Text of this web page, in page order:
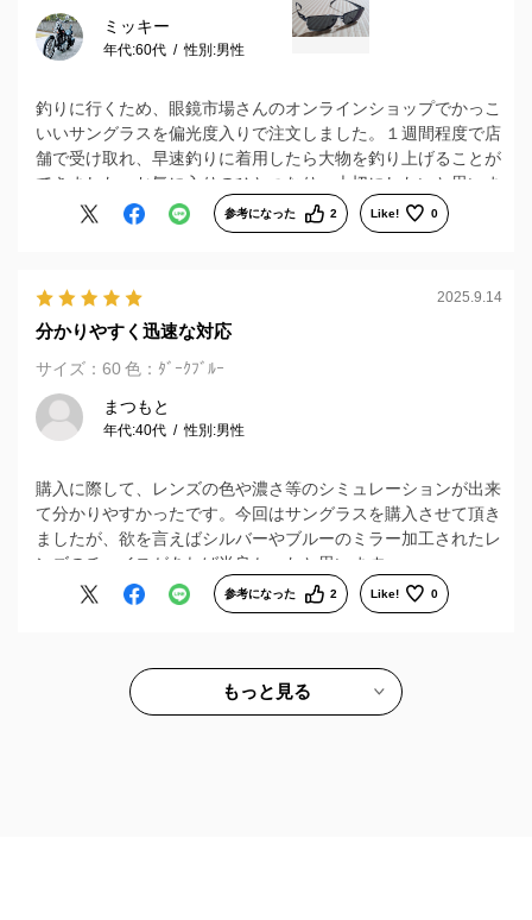
ミッキー
年代:60代 性別:男性
釣りに行くため、眼鏡市場さんのオンラインショップでかっこ
いいサングラスを偏光度入りで注文しました。１週間程度で店
舗で受け取れ、早速釣りに着用したら大物を釣り上げることが
できました。お気に入りのひとつなり、大切にしたいと思いま
参考になった 2 Like! 0
2025.9.14
分かりやすく迅速な対応
サイズ：60色：ﾀﾞｰｸﾌﾞﾙｰ
まつもと
年代:40代 性別:男性
購入に際して、レンズの色や濃さ等のシミュレーションが出来
て分かりやすかったです。今回はサングラスを購入させて頂き
ましたが、欲を言えばシルバーやブルーのミラー加工されたレ
ンズのチョイスがあれば尚良かったと思います。
参考になった 2 Like! 0
もっと見る